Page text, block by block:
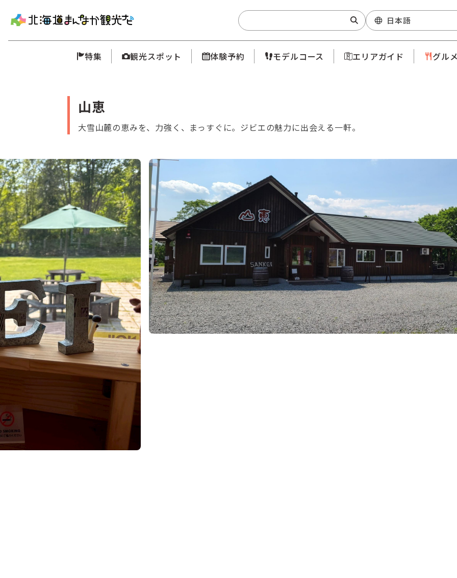
日本語
特集 観光スポット 体験予約 モデルコース エリアガイド グル
山恵
大雪山麓の恵みを、力強く、まっすぐに。ジビエの魅力に出会える一軒。